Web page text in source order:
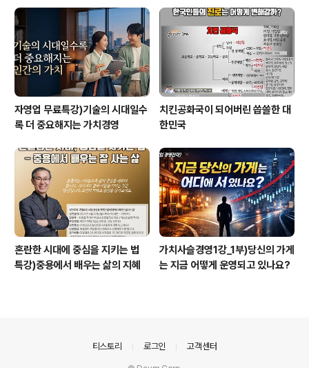
자영업 무료특강)기술의 시대일수
록 더 중요해지는 가치경영
치킨공화국이 되어버린 씁쓸한 대
한민국
혼란한 시대에 중심을 지키는 법
특강)중용에서 배우는 삶의 지혜
가치사슬경영1강_1부)당신의 가게
는 지금 어떻게 운영되고 있나요?
티스토리 로그인 고객센터